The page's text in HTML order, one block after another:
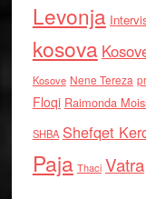
Levonja
kosova
Kosove Nene Tereza
Floqi Raimonda
SHBA Shefqet
Paja Thaci Vatra